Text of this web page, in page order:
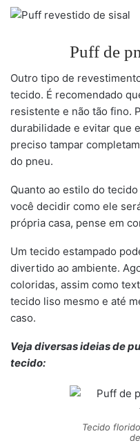
Puff de
Outro tipo de
tecido. É recomendado
resistente e não tão fino.
durabilidade e evitar que
preciso tampar
do pneu.
Quanto ao estilo do
você decidir como ele
própria casa, pense em
Um tecido estampado
divertido ao ambiente.
coloridas, assim como
tecido liso mesmo e até
caso.
Veja diversas ideias de
tecido:
Tecido